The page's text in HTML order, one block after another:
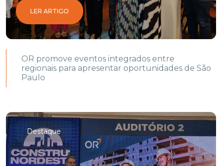
LER ARTIGO
OR promove eventos integrados entre
regionais para apresentar oportunidades de São
Paulo
Destaque